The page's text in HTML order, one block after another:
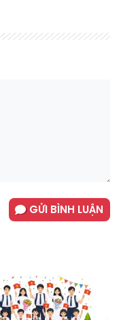
GỬI BÌNH LUẬN